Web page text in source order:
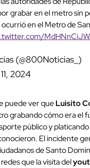
grabar en el metro sin
en el Metro de
(@800Noticias_)
2024
puede ver queLuisito
grabando cómo era el
público y
El incidente
de Santo
que la visita del